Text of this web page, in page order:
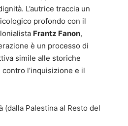
L’autrice traccia un
profondo con il
Frantz Fanon,
è un processo di
simile alle storiche
l’inquisizione e il
(dalla Palestina al Resto del